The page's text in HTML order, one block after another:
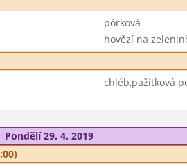
pórková
hovězí na
chléb,pažitková
Pondělí 29. 4. 2019